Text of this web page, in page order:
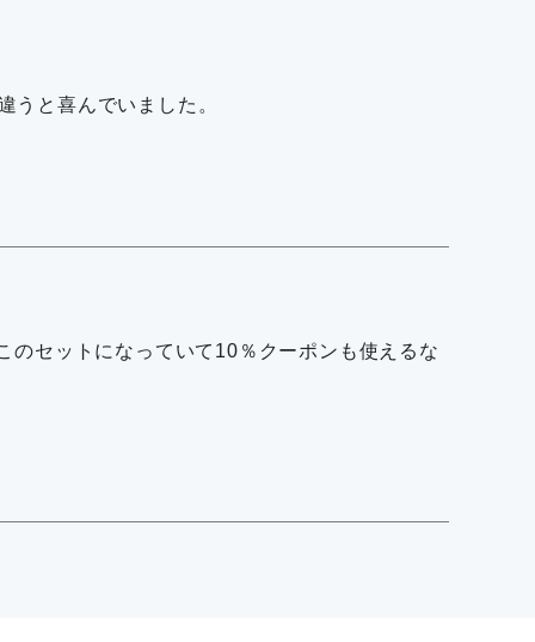
うと喜んでいました。
のセットになっていて10％クーポンも使えるな